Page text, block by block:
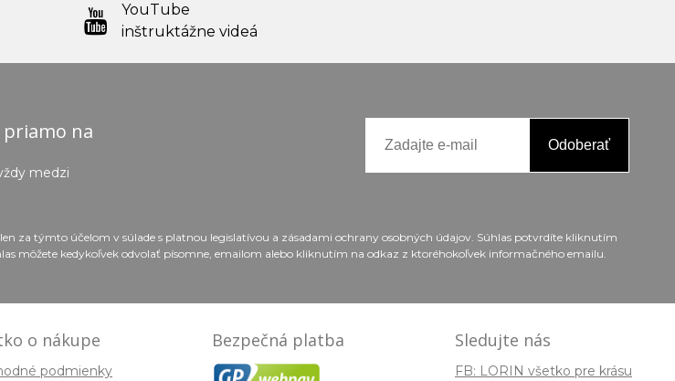
YouTube
inštruktážne videá
priamo na
medzi
Odoberať
za týmto účelom v súlade s platnou legislatívou a zásadami ochrany osobných údajov. Súhlas potvrdíte kliknutím
môžete kedykoľvek odvolať písomne, emailom alebo kliknutím na odkaz z ktoréhokoľvek informačného emailu.
o nákupe
podmienky
Bezpečná platba Sledujte nás
FB: LORIN všetko pre krásu